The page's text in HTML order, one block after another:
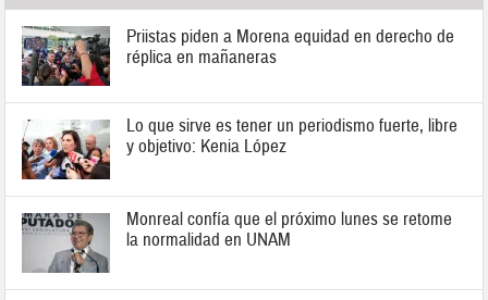
Priistas piden a Morena equidad en derecho de
réplica en mañaneras
Lo que sirve es tener un periodismo fuerte, libre
y objetivo: Kenia López
Monreal confía que el próximo lunes se retome
la normalidad en UNAM